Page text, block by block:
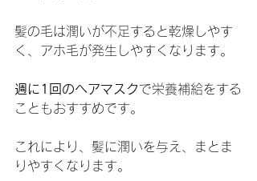
髪の毛は潤いが不足すると乾燥しやす
く、アホ毛が発生しやすくなります。
週に1回のヘアマスクで栄養補給をする
こともおすすめです。
これにより、髪に潤いを与え、まとま
りやすくなります。